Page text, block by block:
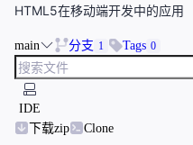
HTML5在移动端开发中的应用
main 分支 1 Tags 0
IDE
下载zip
Clone